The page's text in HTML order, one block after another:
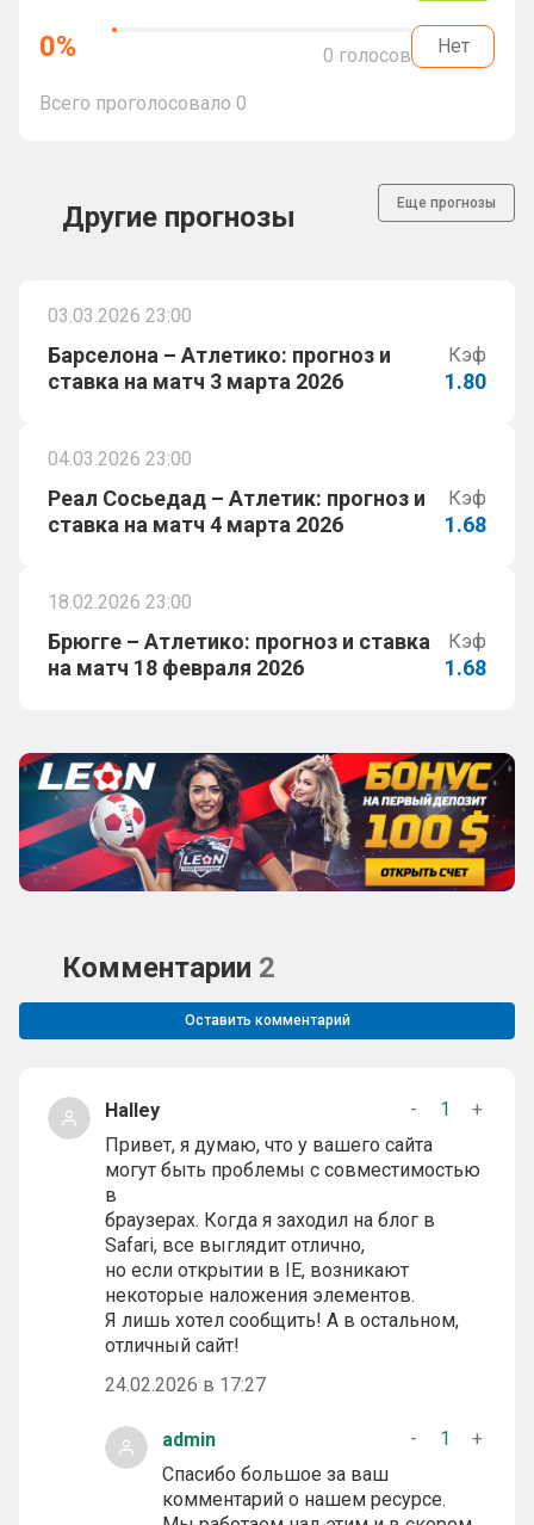
0% 0 голосов Нет
Всего проголосовало 0
Другие прогнозы Еще прогнозы
03.03.2026 23:00
Барселона – Атлетико: прогноз и
ставка на матч 3 марта 2026
Кэф
1.80
04.03.2026 23:00
Реал Сосьедад – Атлетик: прогноз и
ставка на матч 4 марта 2026
Кэф
1.68
18.02.2026 23:00
Брюгге – Атлетико: прогноз и ставка
на матч 18 февраля 2026
Кэф
1.68
Комментарии 2
Оставить комментарий
Halley - 1
+
Привет, я думаю, что у вашего сайта
могут быть проблемы с совместимостью
в
браузерах. Когда я заходил на блог в
Safari, все выглядит отлично,
но если открытии в IE, возникают
некоторые наложения элементов.
Я лишь хотел сообщить! А в остальном,
отличный сайт!
24.02.2026 в 17:27
admin - 1
+
Спасибо большое за ваш
комментарий о нашем ресурсе.